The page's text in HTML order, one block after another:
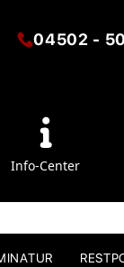
04502 -
Info-Center